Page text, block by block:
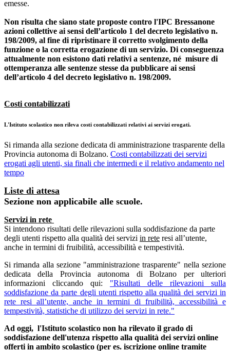
emesse.
Non risulta che siano state proposte contro l'IPC Bressanone
azioni collettive ai sensi dell’articolo 1 del decreto legislativo n.
198/2009, al fine di ripristinare il corretto svolgimento della
funzione o la corretta erogazione di un servizio. Di conseguenza
attualmente non esistono dati relativi a sentenze, né misure di
ottemperanza alle sentenze stesse da pubblicare ai sensi
dell’articolo 4 del decreto legislativo n. 198/2009.
Costi contabilizzati
L'Istituto scolastico non rileva costi contabilizzati relativi ai servizi erogati.
Si rimanda alla sezione dedicata di amministrazione trasparente della
Provincia autonoma di Bolzano. Costi contabilizzati dei servizi
erogati agli utenti, sia finali che intermedi e il relativo andamento nel
tempo
Liste di attesa
Sezione non applicabile alle scuole.
Servizi in rete
Si intendono risultati delle rilevazioni sulla soddisfazione da parte
degli utenti rispetto alla qualità dei servizi in rete resi all’utente,
anche in termini di fruibilità, accessibilità e tempestività.
Si rimanda alla sezione "amministrazione trasparente" nella sezione
dedicata della Provincia autonoma di Bolzano per ulteriori
informazioni cliccando qui: "Risultati delle rilevazioni sulla
soddisfazione da parte degli utenti rispetto alla qualità dei servizi in
rete resi all’utente, anche in termini di fruibilità, accessibilità e
tempestività, statistiche di utilizzo dei servizi in rete."
Ad oggi, l'Istituto scolastico non ha rilevato il grado di
soddisfazione dell'utenza rispetto alla qualità dei servizi online
offerti in ambito scolastico (per es. iscrizione online tramite